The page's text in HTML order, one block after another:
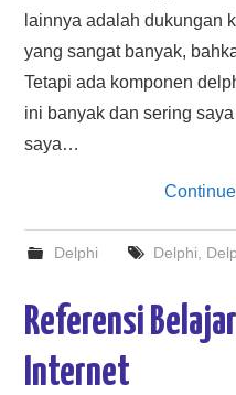
lainnya adalah dukungan
yang sangat banyak,
Tetapi ada komponen
ini banyak dan sering
saya…
Delphi Delphi
Referensi
Internet